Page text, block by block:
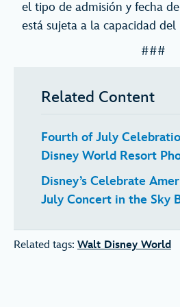
el tipo de admisión y fecha
está sujeta a la capacidad del
###
Related Content
Fourth of July
Disney World Resort
Disney’s Celebrate
July Concert in the Sky
Related tags: Walt Disney World